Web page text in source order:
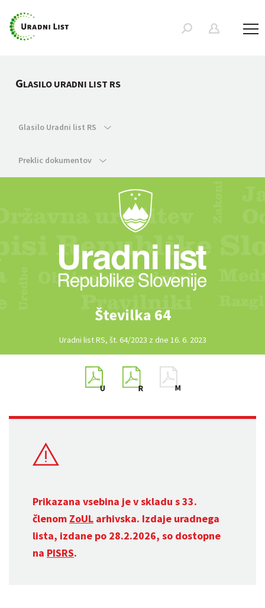
GLASILO URADNI LIST RS
Glasilo Uradni list RS
Preklic dokumentov
Številka 64
Uradni list RS, št. 64/2023 z dne 16. 6. 2023
Prikazana vsebina je v skladu s 33.
členom ZoUL arhivska. Izdaje uradnega
lista, izdane po 28.2.2026, so dostopne
na PISRS.